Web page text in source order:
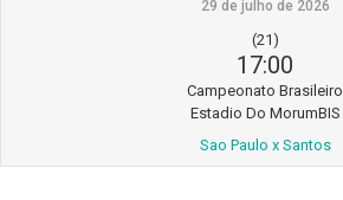
29 de julho de 2026
(21)
17:00
Campeonato Brasileiro
Estadio Do MorumBIS
Sao Paulo x Santos